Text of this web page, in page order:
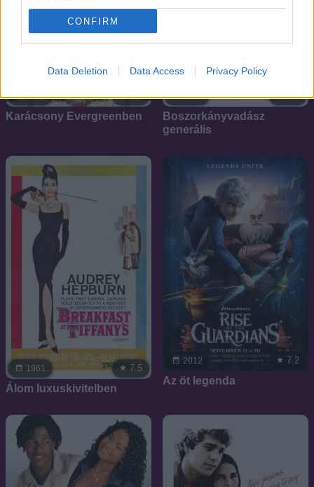
CONFIRM
Data Deletion Data Access Privacy Policy
2017 6.6
Karácsony Evergreenben
1968 6.7
Boszorkányvadász
generális
1961 7.5
Álom luxuskivitelben
2012 7.2
Az öt legenda